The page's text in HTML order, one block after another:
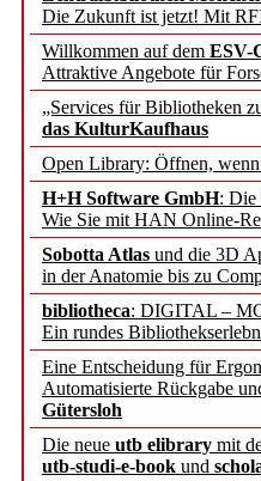
Die Zukunft ist jetzt! Mit
Willkommen auf dem ESV-
Attraktive Angebote für
„Services für Bibliotheken
das KulturKaufhaus
Open Library: Öffnen,
H+H Software GmbH: Die
Wie Sie mit HAN Online-
Sobotta Atlas und die 3D
in der Anatomie bis zu
bibliotheca: DIGITAL –
Ein rundes
Eine Entscheidung für
Automatisierte Rückgabe
Gütersloh
Die neue utb elibrary mit
utb-studi-e-book und
Mohr
und die
Francke
EBSCO